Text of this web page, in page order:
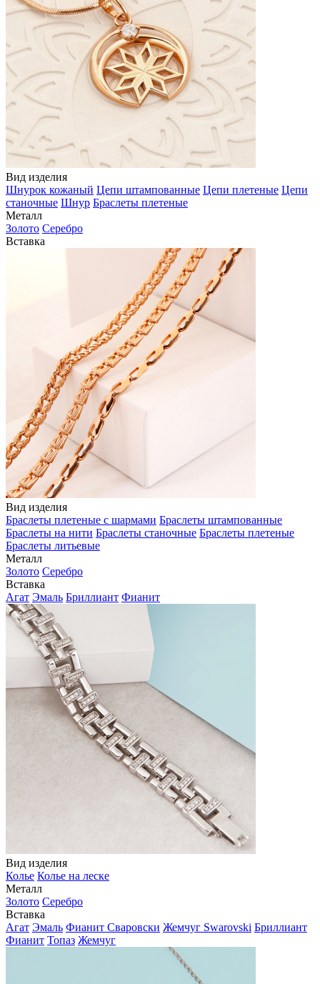
Вид изделия
Шнурок кожаный Цепи штампованные Цепи плетеные Цепи
станочные Шнур Браслеты плетеные
Металл
Золото Серебро
Вставка
Вид изделия
Браслеты плетеные с шармами Браслеты штампованные
Браслеты на нити Браслеты станочные Браслеты плетеные
Браслеты литьевые
Металл
Золото Серебро
Вставка
Агат Эмаль Бриллиант Фианит
Вид изделия
Колье Колье на леске
Металл
Золото Серебро
Вставка
Агат Эмаль Фианит Сваровски Жемчуг Swarovski Бриллиант
Фианит Топаз Жемчуг